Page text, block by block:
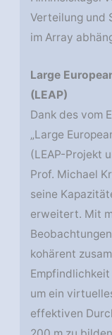
Verteilung und
im Array
Large
(LEAP)
Dank des vom
„Large
(LEAP-Projekt
Prof. Michael
seine
erweitert. Mit
kohärent
Empfindlichkeit
um ein
effektiven